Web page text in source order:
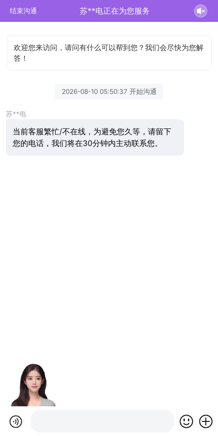
结束沟通 苏**电正在为您服务
欢迎您来访问，请问有什么可以帮到您？我们会尽快为您解
答！
2026-08-10 05:50:37 开始沟通
苏**电
当前客服繁忙/不在线，为避免您久等，请留下
您的电话，我们将在30分钟内主动联系您。